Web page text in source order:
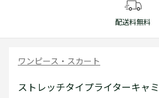
配送料無料
ワンピース・スカート
ストレッチタイプライターキャ